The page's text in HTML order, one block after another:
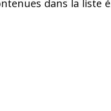
dans la liste